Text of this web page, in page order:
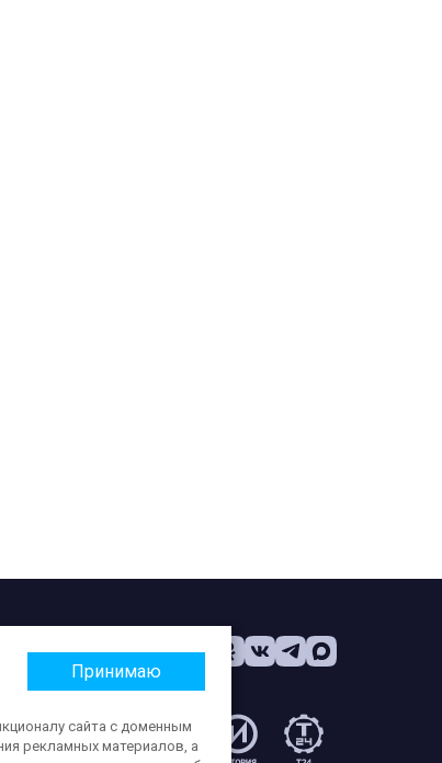
Принимаю
сайта с доменным
рекламных материалов, а